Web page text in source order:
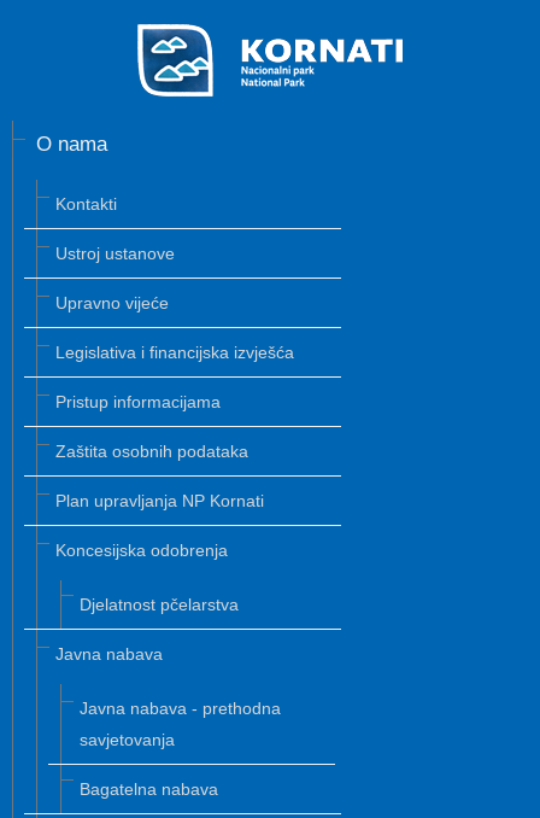
O nama
Kontakti
Ustroj ustanove
Upravno vijeće
Legislativa i financijska izvješća
Pristup informacijama
Zaštita osobnih podataka
Plan upravljanja NP Kornati
Koncesijska odobrenja
Djelatnost pčelarstva
Javna nabava
Javna nabava - prethodna
savjetovanja
Bagatelna nabava